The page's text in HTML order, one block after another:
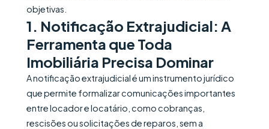
objetivas.
1. Notificação Extrajudicial: A
Ferramenta que Toda
Imobiliária Precisa Dominar
A notificação extrajudicial é um instrumento jurídico
que permite formalizar comunicações importantes
entre locador e locatário, como cobranças,
rescisões ou solicitações de reparos, sem a